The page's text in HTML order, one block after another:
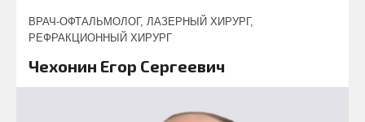
ВРАЧ-ОФТАЛЬМОЛОГ, ЛАЗЕРНЫЙ ХИРУРГ,
РЕФРАКЦИОННЫЙ ХИРУРГ
Чехонин Егор Сергеевич